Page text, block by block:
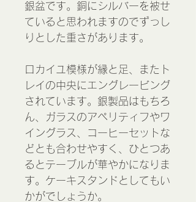
銀盆です。銅にシルバーを被せ
ていると思われますのでずっし
りとした重さがあります。
ロカイユ模様が縁と足、またト
レイの中央にエングレービング
されています。銀製品はもちろ
ん、ガラスのアペリティフやワ
イングラス、コーヒーセットな
どとも合わせやすく、ひとつあ
るとテーブルが華やかになりま
す。ケーキスタンドとしてもい
かがでしょうか。